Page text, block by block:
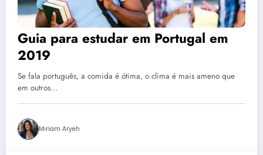
Guia para estudar em Portugal em
2019
Se fala português, a comida é ótima, o clima é mais ameno que
em outros…
Miriam Aryeh